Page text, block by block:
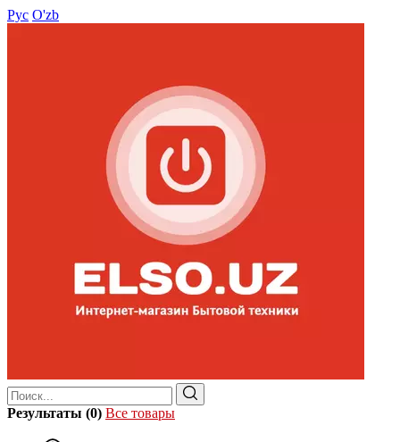
Рус O'zb
Результаты (0) Все товары